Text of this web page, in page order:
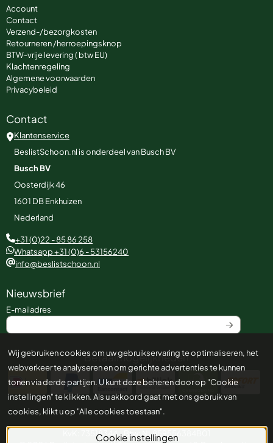
Account
Contact
Verzend-/bezorgkosten
Retourneren /herroepingsknop
BTW-vrije levering ( btw EU)
Klachtenregeling
Algemene voorwaarden
Privacybeleid
Contact
Klantenservice
BeslistSchoon.nl is onderdeel van Busch BV
Busch BV
Oosterdijk 46
1601 DBEnkhuizen
Nederland
+31 (0)22 - 85 86 258
Whatsapp +31 (0)6 - 53156240
info@beslistschoon.nl
Nieuwsbrief
E-mailadres
Betaalmogelijkheden
KvK: 73518344 - Btw: NL859556384B01
Wij gebruiken cookies om uw gebruikservaring te optimaliseren, het
webverkeer te analyseren en om gerichte advertenties te kunnen
tonen via derde partijen. U kunt deze beheren door op "Cookie
instellingen" te klikken. Als u akkoord gaat met ons gebruik van
cookies, klikt u op "Alle cookies toestaan".
Cookie instellingen